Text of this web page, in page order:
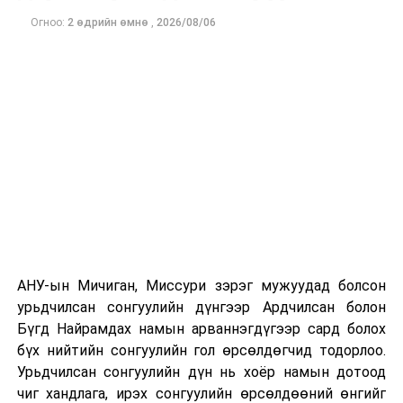
хангасан буюу сагсны талбай, хогийн сав гэх мэт
бүрдлийг хангасан сургууль цөөн байна. Нийслэлийн
Засаг дарга мөрийн хөтөлбөртөө “Нийгмийн дэд
бүтцийн стандартыг хөгжүүлнэ” гэдэг зорилт
тавьсан. Хороо, эмнэлгийн гадна орчин ямар байх
ёстой, хөгжлийн бэрхшээлтэй иргэдийн зам, шатыг
Огноо: 2 өдрийн өмнө , 2026/08/06
АНУ-ын Мичиган, Миссури зэрэг мужуудад болсон
урьдчилсан сонгуулийн дүнгээр Ардчилсан болон
Бүгд Найрамдах намын арваннэгдүгээр сард болох
бүх нийтийн сонгуулийн гол өрсөлдөгчид тодорлоо.
Урьдчилсан сонгуулийн дүн нь хоёр намын дотоод
чиг хандлага, ирэх сонгуулийн өрсөлдөөний өнгийг